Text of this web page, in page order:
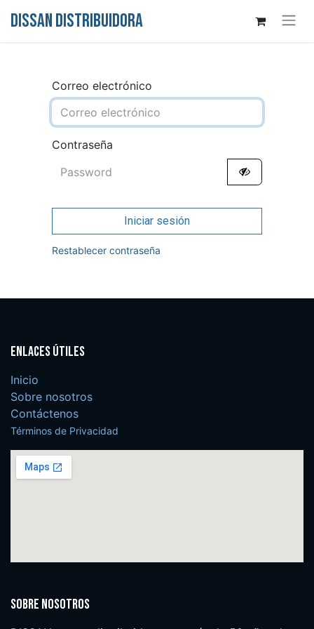
DISSAN DISTRIBUIDORA
Correo electrónico
Contraseña
Iniciar sesión
Restablecer contraseña
Enlaces útiles
Inicio
Sobre nosotros
Contáctenos
Términos de Privacidad
Sobre nosotros